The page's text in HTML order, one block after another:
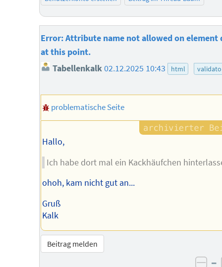
Error: Attribute name not allowed on element
at this point.
Tabellenkalk02.12.2025 10:43 html
problematische Seite
Hallo,
Ich habe dort mal ein Kackhäufchen
ohoh, kam nicht gut an...
Gruß
Kalk
Beitrag melden
–